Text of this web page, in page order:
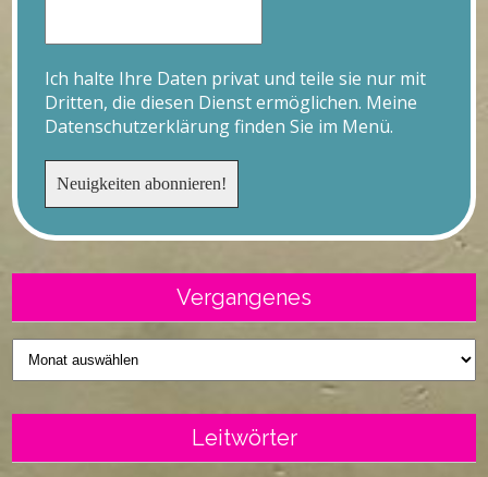
Ich halte Ihre Daten privat und teile sie nur mit
Dritten, die diesen Dienst ermöglichen. Meine
Datenschutzerklärung finden Sie im Menü.
Vergangenes
Vergangenes
Leitwörter